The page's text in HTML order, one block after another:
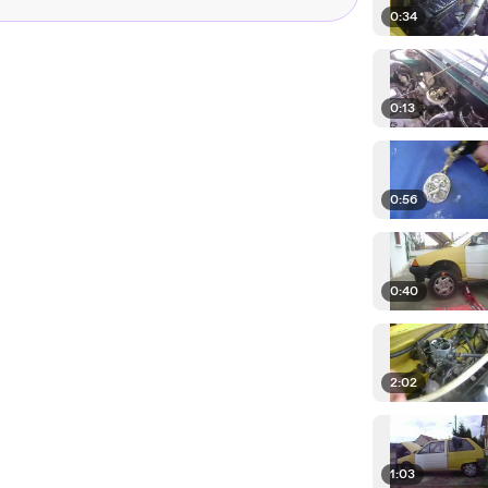
0:34
0:13
0:56
0:40
2:02
1:03